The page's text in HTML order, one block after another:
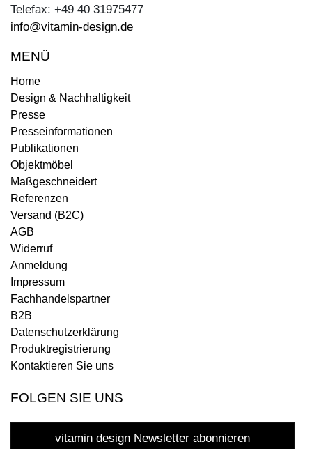
Telefax: +49 40 31975477
info@vitamin-design.de
MENÜ
Home
Design & Nachhaltigkeit
Presse
Presseinformationen
Publikationen
Objektmöbel
Maßgeschneidert
Referenzen
Versand (B2C)
AGB
Widerruf
Anmeldung
Impressum
Fachhandelspartner
B2B
Datenschutzerklärung
Produktregistrierung
Kontaktieren Sie uns
FOLGEN SIE UNS
vitamin design Newsletter abonnieren